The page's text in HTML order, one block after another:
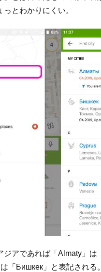
とわかりにくい。
ジアであれば「Almaty」は
は「Бишкек」と表記される